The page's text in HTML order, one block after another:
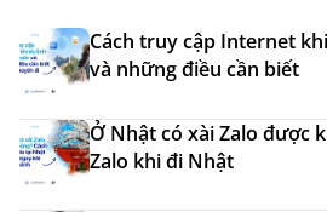
Cách truy cập Internet
và những điều cần biết
Ở Nhật có xài Zalo được
Zalo khi đi Nhật